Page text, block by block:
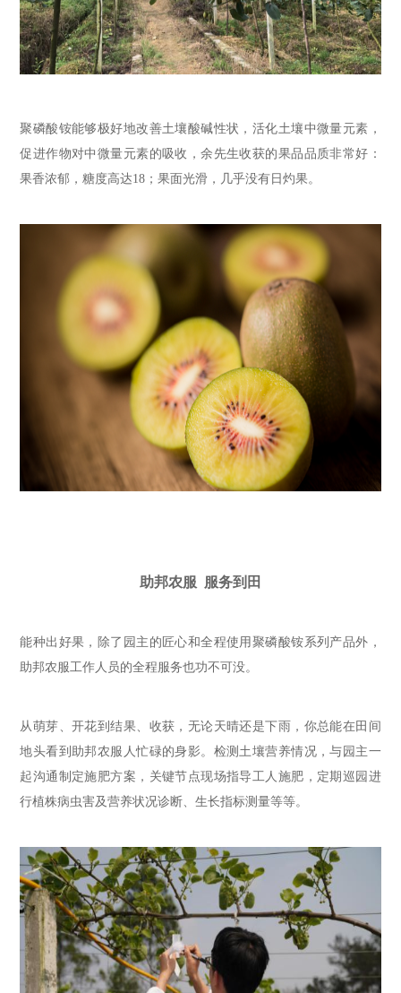
聚磷酸铵能够极好地改善土壤酸碱性状，活化土壤中微量元素，
促进作物对中微量元素的吸收，余先生收获的果品品质非常好：
果香浓郁，糖度高达18；果面光滑 ，几乎没有 日灼果。
助邦农服 服务到田
能种出好果，除了 园主 的匠心和全程使用 聚磷酸铵系列产品外，
助邦农服工作人员的全程服务也功不可没。
从萌芽、开花到结果、收获，无论天晴还是下雨，你总能在田间
地头看到助邦农服人忙碌的身影。检测土壤营养情况，与园主一
起沟通制定施肥方案，关键节点现场指导工人施肥，定期巡园进
行植株病虫害及营养状况诊断、生长指标测量等等。